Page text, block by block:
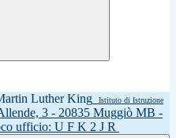
Istituto di Istruzione
3 - 20835 Muggiò MB -
ufficio: U F K 2 J R